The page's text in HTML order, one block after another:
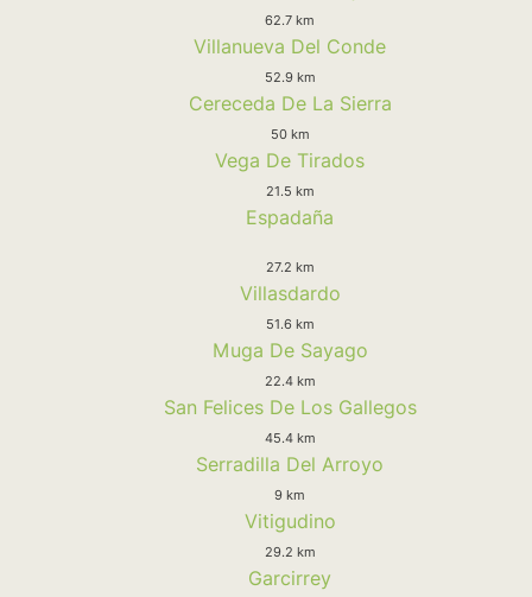
62.7 km
Villanueva Del Conde
52.9 km
Cereceda De La Sierra
50 km
Vega De Tirados
21.5 km
Espadaña
27.2 km
Villasdardo
51.6 km
Muga De Sayago
22.4 km
San Felices De Los Gallegos
45.4 km
Serradilla Del Arroyo
9 km
Vitigudino
29.2 km
Garcirrey